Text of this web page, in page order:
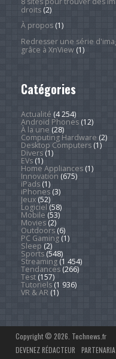
droits(2)
À propos(1)
Redresser une série
grâce à XnView(1)
Catégories
Actualité (4 254)
Android Phones(12)
À la une (28)
Computing Hardware (2)
Desktop Computers(1)
Divers(1)
EVs(1)
Home Appliances(1)
Innovation (675)
iPads(1)
iPhones(3)
Jeux(52)
Logiciel (58)
Mobile (53)
Movies(2)
Outdoors(6)
PC Gaming(1)
Sleep (2)
Sports(548)
Streaming(1 454)
Tendances(266)
Test(157)
Tutoriels(1 936)
VR & AR(1)
Copyright © 2026. Technews.fr
DEVENEZ RÉDACTEUR